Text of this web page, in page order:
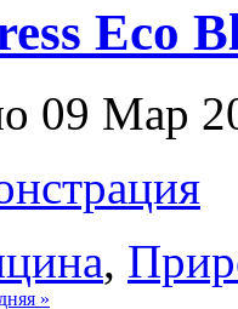
Eco
09 Мар
,
»